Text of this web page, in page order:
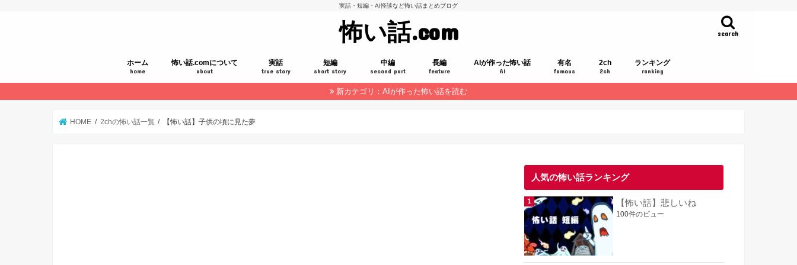
実話・短編・AI怪談など怖い話まとめブログ
怖い話.com search
ホーム
home
怖い話.comについて
about
実話
true story
短編
short story
中編
second part
長編
feature
AIが作った怖い話
AI
有名
famous
2ch
2ch
ランキング
ranking
新カテゴリ：AIが作った怖い話を読む
HOME 2chの怖い話一覧 【怖い話】子供の頃に見た夢
人気の怖い話ランキング
【怖い話】悲しいね
100件のビュー